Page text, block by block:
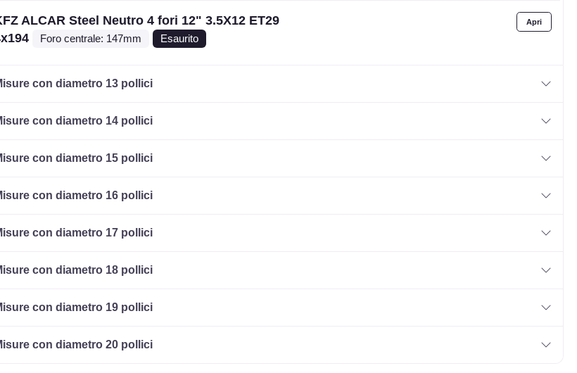
ALCAR Steel Neutro 4 fori 12" 3.5X12 ET29
Foro centrale: 147mm Esaurito
con diametro 13 pollici
con diametro 14 pollici
con diametro 15 pollici
con diametro 16 pollici
con diametro 17 pollici
con diametro 18 pollici
con diametro 19 pollici
con diametro 20 pollici